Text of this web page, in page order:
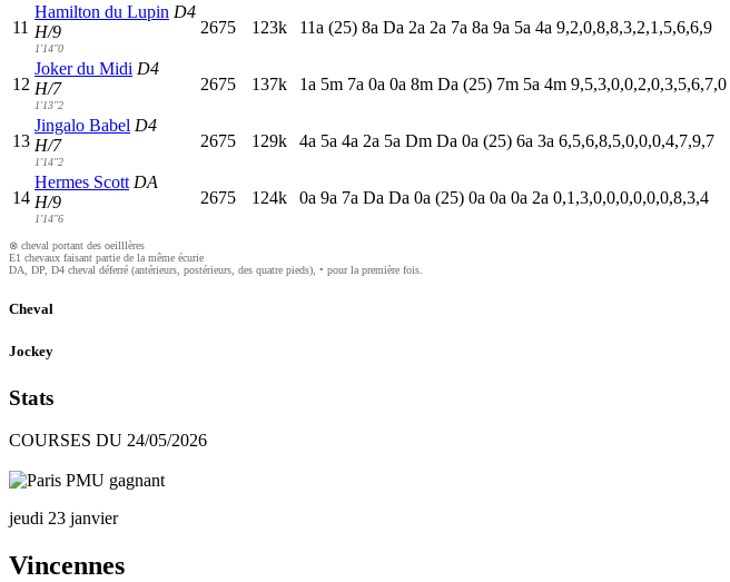
11
Hamilton du Lupin D4
H/9
1'14"0
2675 123k 11a (25) 8a Da 2a 2a 7a 8a 9a 5a 4a 9,2,0,8,8,3,2,1,5,6,6,9
12
Joker du Midi D4
H/7
1'13"2
2675 137k 1a 5m 7a 0a 0a 8m Da (25) 7m 5a 4m 9,5,3,0,0,2,0,3,5,6,7,0
13
Jingalo Babel D4
H/7
1'14"2
2675 129k 4a 5a 4a 2a 5a Dm Da 0a (25) 6a 3a 6,5,6,8,5,0,0,0,4,7,9,7
14
Hermes Scott DA
H/9
1'14"6
2675 124k 0a 9a 7a Da Da 0a (25) 0a 0a 0a 2a 0,1,3,0,0,0,0,0,0,8,3,4
⊗ cheval portant des oeilllères
E1 chevaux faisant partie de la même écurie
DA, DP, D4 cheval déferré (antérieurs, postérieurs, des quatre pieds), • pour la première fois.
Cheval
Jockey
Stats
COURSES DU 24/05/2026
jeudi 23 janvier
Vincennes